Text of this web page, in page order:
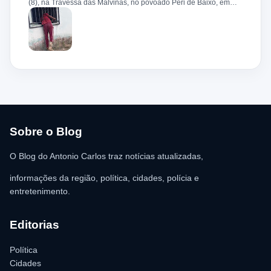
(8), na Travessa das Malvinas, no povoado Peri de Baixo, em
Bacabeira. Segundo informações da Polícia Militar, o suspeito,
de 36 anos, teria tentado invadir um estabelecimento comercial,
mas acabou ficando preso na grade do imóvel. Ao chegar ao
local, a guarnição encontrou o homem deitado no chão,
aparentando estar desacordado. De acordo com a vítima,
chegada dos policiais. O Serviço de Atendimento Móvel de
para as providências legais.
Sobre o Blog
O Blog do Antonio Carlos traz notícias atualizadas,
informações da região, política, cidades, polícia e
entretenimento.
Editorias
Política
Cidades